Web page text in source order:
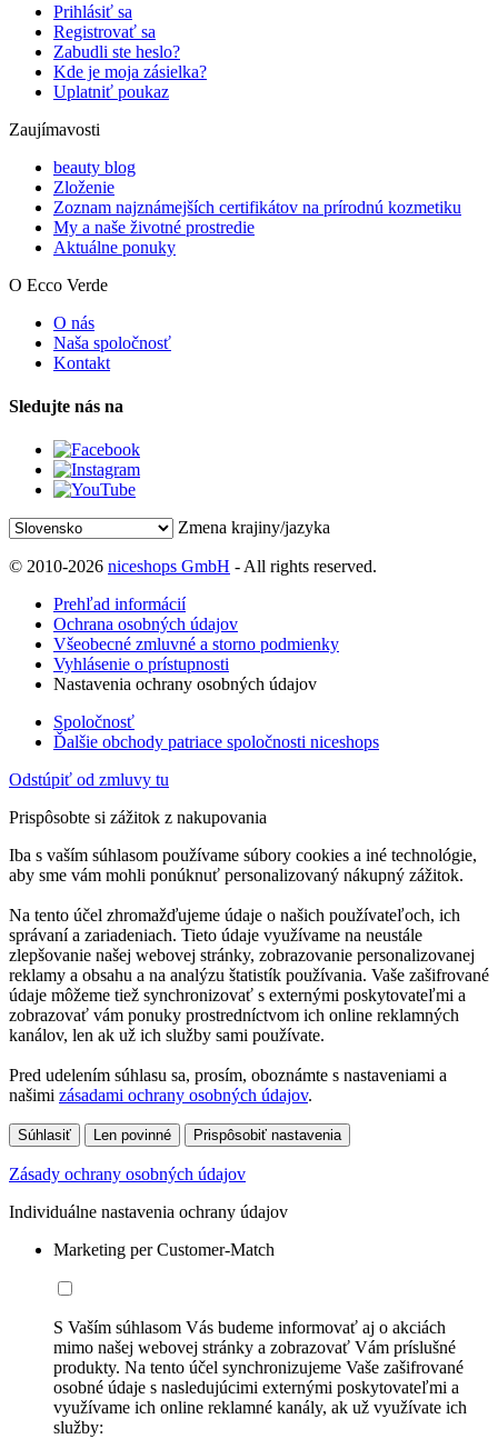
Prihlásiť sa
Registrovať sa
Zabudli ste heslo?
Kde je moja zásielka?
Uplatniť poukaz
Zaujímavosti
beauty blog
Zloženie
Zoznam najznámejších certifikátov na prírodnú kozmetiku
My a naše životné prostredie
Aktuálne ponuky
O Ecco Verde
O nás
Naša spoločnosť
Kontakt
Sledujte nás na
Zmena krajiny/jazyka
© 2010-2026 niceshops GmbH - All rights reserved.
Prehľad informácií
Ochrana osobných údajov
Všeobecné zmluvné a storno podmienky
Vyhlásenie o prístupnosti
Nastavenia ochrany osobných údajov
Spoločnosť
Ďalšie obchody patriace spoločnosti niceshops
Odstúpiť od zmluvy tu
Prispôsobte si zážitok z nakupovania
Iba s vaším súhlasom používame súbory cookies a iné technológie,
aby sme vám mohli ponúknuť personalizovaný nákupný zážitok.
Na tento účel zhromažďujeme údaje o našich používateľoch, ich
správaní a zariadeniach. Tieto údaje využívame na neustále
zlepšovanie našej webovej stránky, zobrazovanie personalizovanej
reklamy a obsahu a na analýzu štatistík používania. Vaše zašifrované
údaje môžeme tiež synchronizovať s externými poskytovateľmi a
zobrazovať vám ponuky prostredníctvom ich online reklamných
kanálov, len ak už ich služby sami používate.
Pred udelením súhlasu sa, prosím, oboznámte s nastaveniami a
našimi zásadami ochrany osobných údajov.
Súhlasiť Len povinné Prispôsobiť nastavenia
Zásady ochrany osobných údajov
Individuálne nastavenia ochrany údajov
Marketing per Customer-Match
S Vaším súhlasom Vás budeme informovať aj o akciách
mimo našej webovej stránky a zobrazovať Vám príslušné
produkty. Na tento účel synchronizujeme Vaše zašifrované
osobné údaje s nasledujúcimi externými poskytovateľmi a
využívame ich online reklamné kanály, ak už využívate ich
služby: